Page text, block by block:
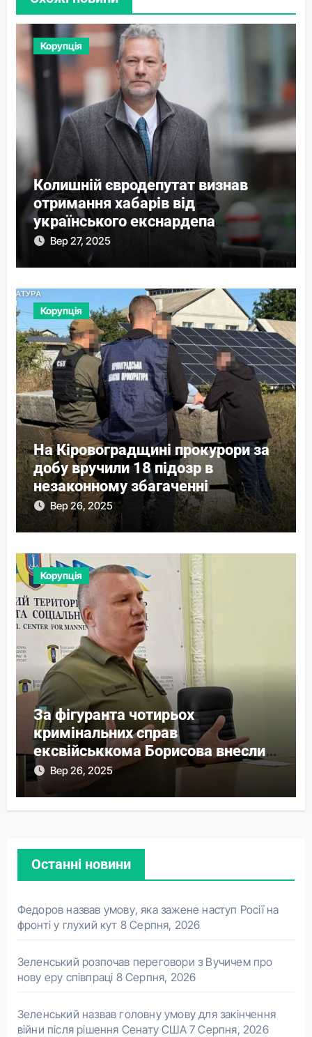
Корупція
Колишній євродепутат визнав
отримання хабарів від
українського екснардепа
Волошина
Вер 27, 2025
Корупція
На Кіровоградщині прокурори за
добу вручили 18 підозр в
незаконному збагаченні
Вер 26, 2025
Корупція
За фігуранта чотирьох
кримінальних справ
ексвійськкома Борисова внесли
понад 44 млн застави
Вер 26, 2025
Останні новини
Федоров назвав умову, яка зажене наступ Росії на
фронті у глухий кут 8 Серпня, 2026
Зеленський розпочав переговори з Вучичем про
нову еру співпраці 8 Серпня, 2026
Зеленський назвав головну умову для закінчення
війни після рішення Сенату США 7 Серпня, 2026